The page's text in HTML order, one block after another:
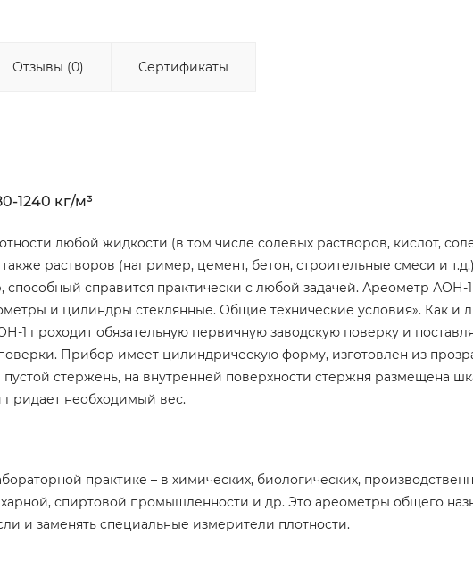
Отзывы (0) Сертификаты
1240 кг/м³
любой жидкости (в том числе солевых растворов, кислот,
растворов (например, цемент, бетон, строительные смеси и
справится практически с любой задачей. Ареометр АОН-1
и цилиндры стеклянные. Общие технические условия». Как и
проходит обязательную первичную заводскую поверку и
Прибор имеет цилиндрическую форму, изготовлен из
стержень, на внутренней поверхности стержня размещена
придает необходимый вес.
практике – в химических, биологических,
спиртовой промышленности и др. Это ареометры общего
и заменять специальные измерители плотности.